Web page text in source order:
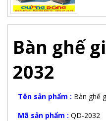
Bàn ghế
2032
Tên sản phẩm : Bàn ghế
Mã sản phẩm : QD-2032